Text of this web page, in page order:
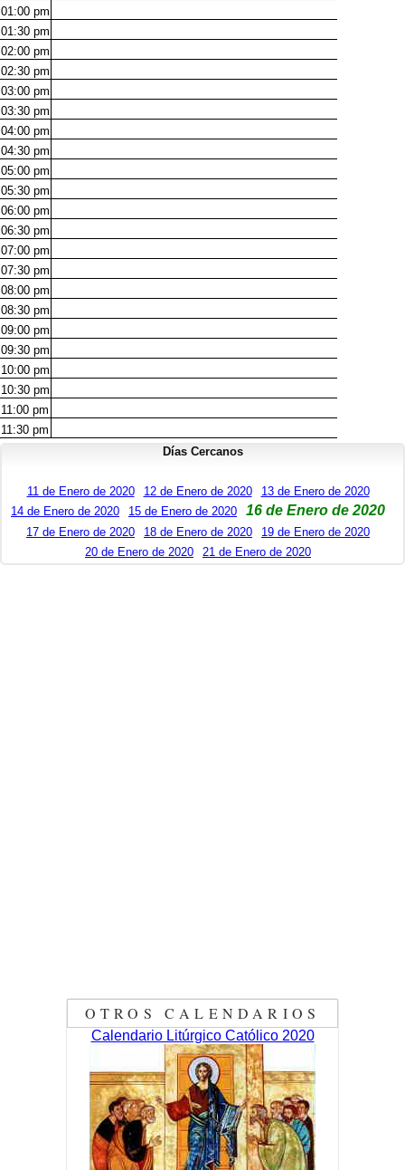
01:00 pm
01:30 pm
02:00 pm
02:30 pm
03:00 pm
03:30 pm
04:00 pm
04:30 pm
05:00 pm
05:30 pm
06:00 pm
06:30 pm
07:00 pm
07:30 pm
08:00 pm
08:30 pm
09:00 pm
09:30 pm
10:00 pm
10:30 pm
11:00 pm
11:30 pm
Días Cercanos
11 de Enero de 2020 12 de Enero de 2020
13 de Enero de 2020
14 de Enero de 2020
15 de Enero de 2020 16 de Enero de 2020
17 de Enero de 2020 18 de Enero de 2020
19 de Enero de 2020
20 de Enero de 2020
21 de Enero de 2020
OTROS CALENDARIOS
Calendario Litúrgico Católico 2020